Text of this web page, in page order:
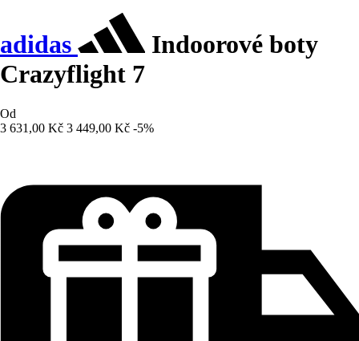
adidas
Indoorové boty
Crazyflight 7
Od
3 631,00 Kč 3 449,00 Kč -5%